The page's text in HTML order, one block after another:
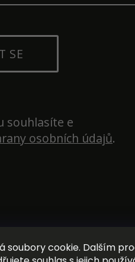
soubory cookie. Dalším
SE
souhlasíte e
osobních údajů.